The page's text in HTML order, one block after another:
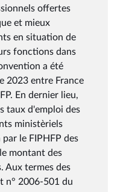
offertes
et mieux
en situation de
fonctions dans
a été
2023 entre France
En dernier lieu,
taux d'emploi des
ministèriels
le FIPHFP des
montant des
Aux termes des
n° 2006-501 du